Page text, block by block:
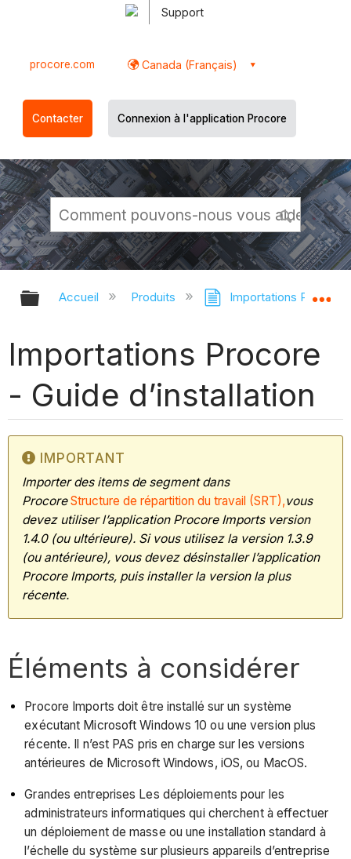
Support
procore.com Canada (Français)
Contacter Connexion à l'application Procore
Développer/réduire la hiérarchie
Accueil Produits Importations Procore
Importations Procore
- Guide d’installation
IMPORTANT
Importer des items de segment dans
Procore Structure de répartition du travail (SRT),vous
devez utiliser l’application Procore Imports version
1.4.0 (ou ultérieure). Si vous utilisez la version 1.3.9
(ou antérieure), vous devez désinstaller l’application
Procore Imports, puis installer la version la plus
récente.
Éléments à considérer
Procore Imports doit être installé sur un système
exécutant Microsoft Windows 10 ou une version plus
récente. Il n’est PAS pris en charge sur les versions
antérieures de Microsoft Windows, iOS, ou MacOS.
Grandes entreprises Les déploiements pour les
administrateurs informatiques qui cherchent à effectuer
un déploiement de masse ou une installation standard à
l’échelle du système sur plusieurs appareils d’entreprise